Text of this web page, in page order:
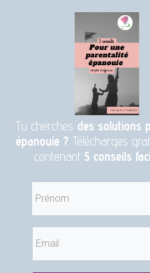
Tu cherches des solutions
épanouie ? Télécharges
contenant 5 conseils